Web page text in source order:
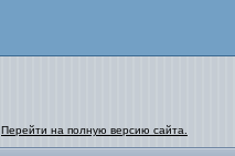
Перейти на полную версию сайта.